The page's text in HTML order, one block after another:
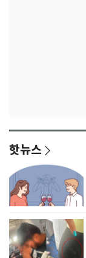
핫뉴스